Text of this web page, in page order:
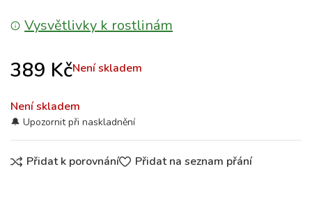
Vysvětlivky k rostlinám
389 KčNení skladem
Není skladem
Přidat k porovnání Přidat na seznam přání